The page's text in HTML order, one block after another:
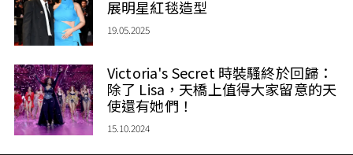
展明星紅毯造型
19.05.2025
Victoria's Secret 時裝騷終於回歸：
除了 Lisa，天橋上值得大家留意的天
使還有她們！
15.10.2024